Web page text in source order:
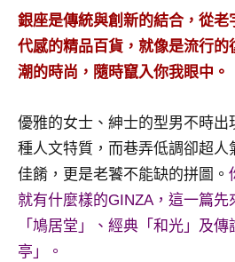
國
旅
遊
作
各
發
表
會
及
銀座是傳統與創新的結合，從
代感的精品百貨，就像是流行
潮的時尚，隨時竄入你我眼中。
優雅的女士、紳士的型男不時
種人文特質，而巷弄低調卻超人
佳餚，更是老饕不能缺的拼圖。
就有什麼樣的GINZA，這一篇
「鳩居堂」、經典「和光」及
亭」。